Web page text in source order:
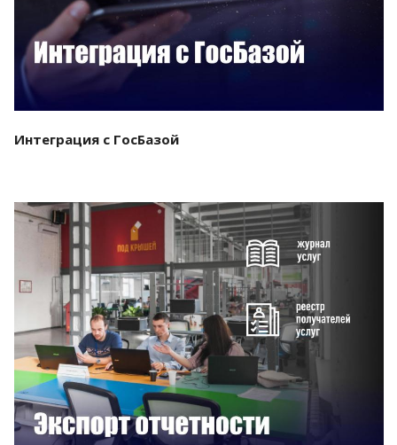
Интеграция с ГосБазой
Смотреть проект